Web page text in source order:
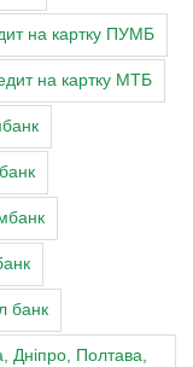
на картку ПУМБ
на картку МТБ
банк
Дніпро, Полтава,